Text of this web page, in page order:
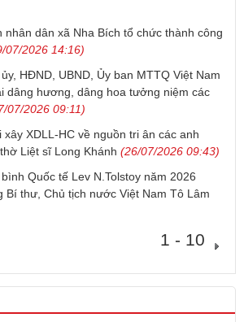
nhân dân xã Nha Bích tổ chức thành công
07/2026 14:16)
HĐND, UBND, Ủy ban MTTQ Việt Nam
dâng hương, dâng hoa tưởng niệm các
07/2026 09:11)
xây XDLL-HC về nguồn tri ân các anh
Liệt sĩ Long Khánh (26/07/2026 09:43)
Quốc tế Lev N.Tolstoy năm 2026
Bí thư, Chủ tịch nước Việt Nam Tô Lâm
1 - 10